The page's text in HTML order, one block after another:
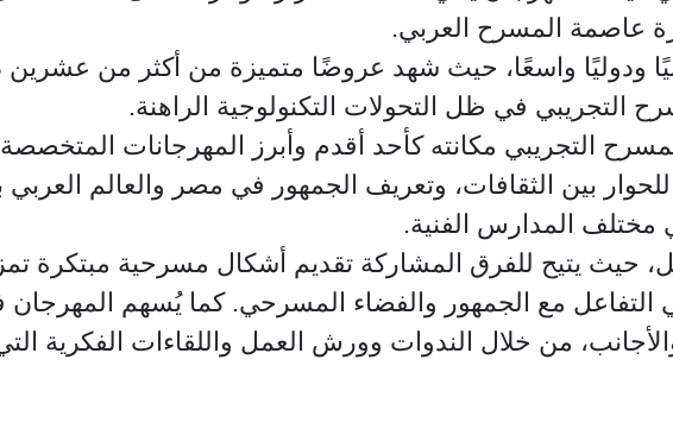
عاصمة المسرح العربي.
ودوليًا واسعًا، حيث شهد عروضًا متميزة من أكثر من عشرين
في ظل التحولات التكنولوجية الراهنة.
التجريبي مكانته كأحد أقدم وأبرز المهرجانات
بين الثقافات، وتعريف الجمهور في مصر والعالم العربي
مختلف المدارس الفنية.
حيث يتيح للفرق المشاركة تقديم أشكال مسرحية مبتكرة
مع الجمهور والفضاء المسرحي. كما يُسهم المهرجان
من خلال الندوات وورش العمل واللقاءات الفكرية